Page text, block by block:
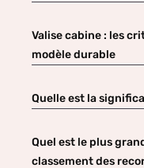
Valise cabine : les
modèle durable
Quelle est la
Quel est le plus
classement des